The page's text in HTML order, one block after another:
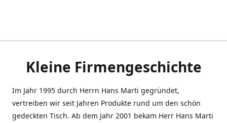
Kleine Firmengeschichte
Im Jahr 1995 durch Herrn Hans Marti gegründet,
vertreiben wir seit Jahren Produkte rund um den schön
gedeckten Tisch. Ab dem Jahr 2001 bekam Herr Hans Marti